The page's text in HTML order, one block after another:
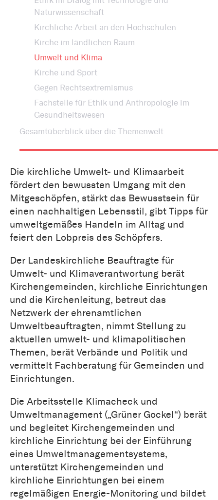
Naturwissenschaft
Kirchliche Arbeit an den Hochschulen
Kirche im ländlichen Raum
Umwelt und Klima
Kirche und Sport
Gegen Rechtsextremismus
Fachstelle für Ethik und Anthropologie im
Gesundheitswesen
Gesamtüberblick über die Themenwelt
Die kirchliche Umwelt- und Klimaarbeit
fördert den bewussten Umgang mit den
Mitgeschöpfen, stärkt das Bewusstsein für
einen nachhaltigen Lebensstil, gibt Tipps für
umweltgemäßes Handeln im Alltag und
feiert den Lobpreis des Schöpfers.
Der Landeskirchliche Beauftragte für
Umwelt- und Klimaverantwortung berät
Kirchengemeinden, kirchliche Einrichtungen
und die Kirchenleitung, betreut das
Netzwerk der ehrenamtlichen
Umweltbeauftragten, nimmt Stellung zu
aktuellen umwelt- und klimapolitischen
Themen, berät Verbände und Politik und
vermittelt Fachberatung für Gemeinden und
Einrichtungen.
Die Arbeitsstelle Klimacheck und
Umweltmanagement („Grüner Gockel“) berät
und begleitet Kirchengemeinden und
kirchliche Einrichtung bei der Einführung
eines Umweltmanagementsystems,
unterstützt Kirchengemeinden und
kirchliche Einrichtungen bei einem
regelmäßigen Energie-Monitoring und bildet